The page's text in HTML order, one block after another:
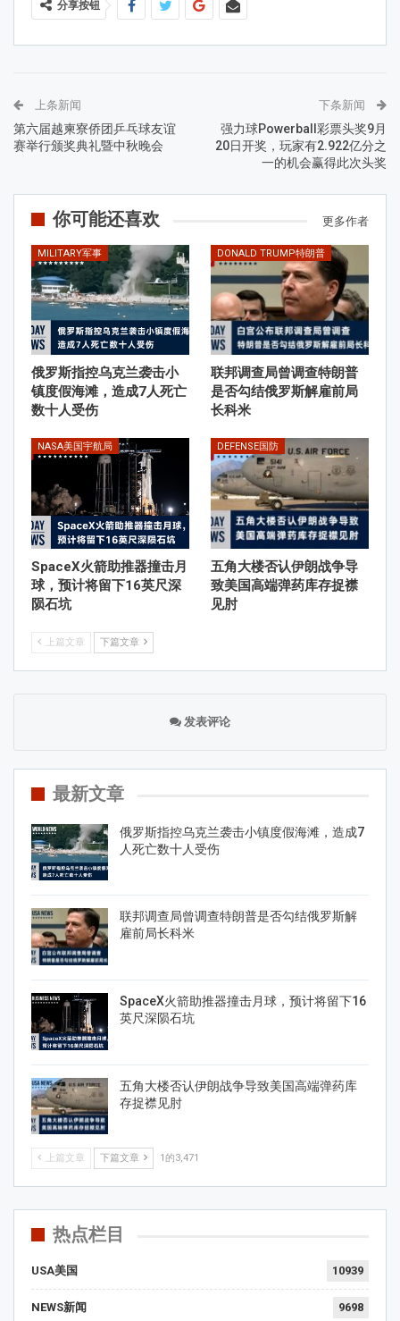
分享按钮
上条新闻
第六届越柬寮侨团乒乓球友谊
赛举行颁奖典礼暨中秋晚会
下条新闻
强力球Powerball彩票头奖9月
20日开奖，玩家有2.922亿分之
一的机会赢得此次头奖
你可能还喜欢 更多作者
MILITARY军事
俄罗斯指控乌克兰袭击小
镇度假海滩，造成7人死亡
数十人受伤
DONALD TRUMP特朗普
联邦调查局曾调查特朗普
是否勾结俄罗斯解雇前局
长科米
NASA美国宇航局
SpaceX火箭助推器撞击月
球，预计将留下16英尺深
陨石坑
DEFENSE国防
五角大楼否认伊朗战争导
致美国高端弹药库存捉襟
见肘
上篇文章 下篇文章
发表评论
最新文章
俄罗斯指控乌克兰袭击小镇度假海滩，造成7
人死亡数十人受伤
联邦调查局曾调查特朗普是否勾结俄罗斯解
雇前局长科米
SpaceX火箭助推器撞击月球，预计将留下16
英尺深陨石坑
五角大楼否认伊朗战争导致美国高端弹药库
存捉襟见肘
上篇文章 下篇文章 1的3,471
热点栏目
USA美国 10939
NEWS新闻 9698